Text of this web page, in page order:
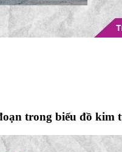
trong biểu đồ kim